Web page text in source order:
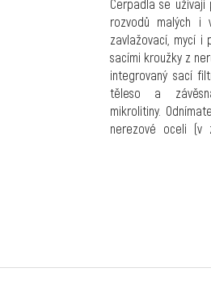
Čerpadla se
rozvodů malých i
zavlažovací, mycí i
sacími kroužky z
integrovaný sací
těleso a
mikrolitiny.
nerezové oceli (v
těsněním.